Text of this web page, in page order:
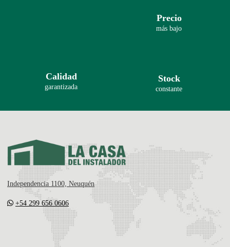
Precio
más bajo
Calidad
garantizada
Stock
constante
Independencia 1100, Neuquén
+54 299 656 0606